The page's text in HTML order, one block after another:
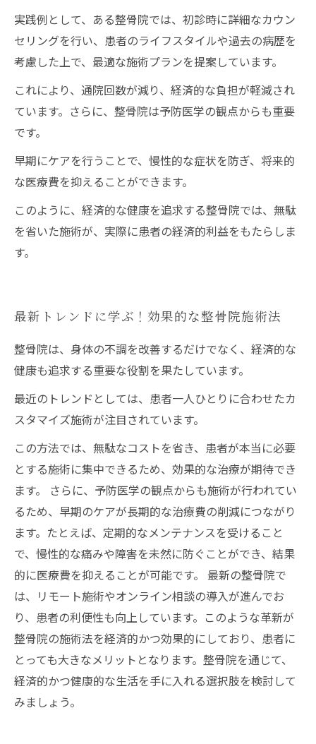
実践例として、ある整骨院では、初診時に詳細なカウン
セリングを行い、患者のライフスタイルや過去の病歴を
考慮した上で、最適な施術プランを提案しています。
これにより、通院回数が減り、経済的な負担が軽減され
ています。さらに、整骨院は予防医学の観点からも重要
です。
早期にケアを行うことで、慢性的な症状を防ぎ、将来的
な医療費を抑えることができます。
このように、経済的な健康を追求する整骨院では、無駄
を省いた施術が、実際に患者の経済的利益をもたらしま
す。
最新トレンドに学ぶ！効果的な整骨院施術法
整骨院は、身体の不調を改善するだけでなく、経済的な
健康も追求する重要な役割を果たしています。
最近のトレンドとしては、患者一人ひとりに合わせたカ
スタマイズ施術が注目されています。
この方法では、無駄なコストを省き、患者が本当に必要
とする施術に集中できるため、効果的な治療が期待でき
ます。 さらに、予防医学の観点からも施術が行われてい
るため、早期のケアが長期的な治療費の削減につながり
ます。たとえば、定期的なメンテナンスを受けること
で、慢性的な痛みや障害を未然に防ぐことができ、結果
的に医療費を抑えることが可能です。 最新の整骨院で
は、リモート施術やオンライン相談の導入が進んでお
り、患者の利便性も向上しています。このような革新が
整骨院の施術法を経済的かつ効果的にしており、患者に
とっても大きなメリットとなります。整骨院を通じて、
経済的かつ健康的な生活を手に入れる選択肢を検討して
みましょう。